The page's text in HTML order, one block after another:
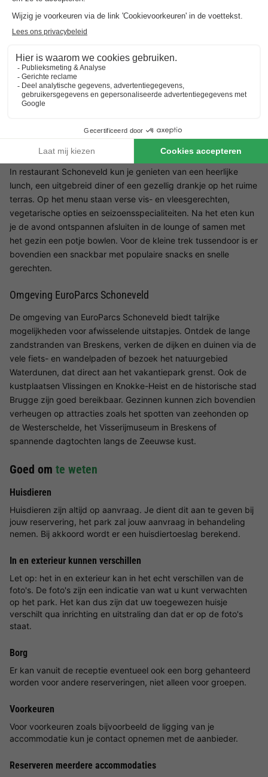
Voor kinderen is er in EuroParcs Schoneveld van alles te
de indoor-speelhal, waar kinderen zich ook op regenachtige
dagen kunnen uitleven. Tijdens de schoolvakanties zorgt het
animatieteam voor extra vermaak met een afwisselend
programma van sport, spelletjes en creatieve activiteiten. Ook
het nabijgelegen strand biedt ideale omstandigheden voor
Restaurant EuroParcs Schoneveld
In restaurant Schoneveld kun je genieten van een heerlijke
lunch, een uitgebreid diner of een gezellig drankje op het ruime
terras. Op het menu staan verse vis- en vleesgerechten,
vegetarische opties en seizoensspecialiteiten. Na het eten kun
je de avond ontspannen afsluiten in de lounge of samen met
het gezin een potje bowlen. Voor de kleine trek tussendoor is er
bovendien een snackbar met populaire snacks en snelle
gerechten.
Omgeving EuroParcs Schoneveld
De omgeving van EuroParcs Schoneveld biedt talrijke
mogelijkheden voor afwisselende uitstapjes. Ontdek de lange
zandstranden van Breskens, verken de dijken en duinen via de
vele fiets- en wandelpaden of bezoek het natuurgebied
Waterdunen, dat direct aan het vakantiepark grenst. Ook de
kustplaatsen Vlissingen en Knokke-Heist en de historische stad
Brugge zijn goed bereikbaar. Gezinnen kunnen zich bovendien
verheugen op attracties zoals het spotten van zeehonden op
de Westerschelde, het Visserijmuseum in Breskens of
spannende dagtochten langs de Zeeuwse kust.
Goed om te weten
Huisdieren
Huisdieren zijn altijd op aanvraag. Je dient dit aan te geven bij
jouw reservering, het park zal jouw aanvraag in behandeling
nemen. Bij akkoord wordt er een huisdiertoeslag berekend.
In en exterieur kunnen verschillen
Let op: het in en exterieur kan in het echt verschillen van de
foto's. De foto's zijn een indicatie van wat u kunt verwachten
op het park. Het kan dus zijn dat uw toegewezen huisje
verschilt qua inrichting en uitstraling dan dat er op de foto's
staat.
Borg
Er kan vanuit de receptie eventueel ook een borg gehanteerd
worden voor andere reserveringen, niet alleen voor groepen.
Voorkeuren
Voor voorkeuren zoals bijvoorbeeld de ligging van je
accommodatie kun je contact opnemen met de aanbieder.
Reserveren meerdere accommodaties